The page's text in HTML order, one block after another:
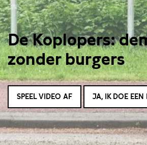
De Koplopers:
zonder burgers
SPEEL VIDEO AF JA, IK DOE EEN